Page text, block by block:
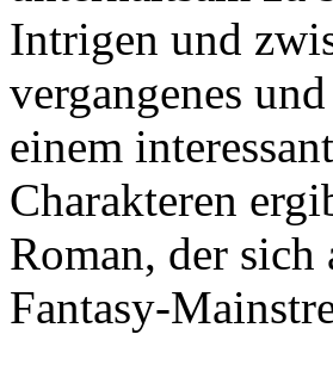
Intrigen und
vergangenes
einem
Charakteren
Roman, der sich
Fantasy-